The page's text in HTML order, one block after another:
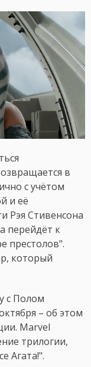
в
с учётом
и её
Рэя Стивенсона
перейдёт к
престолов".
который
с Полом
– об этом
Marvel
трилогии,
Агата!".